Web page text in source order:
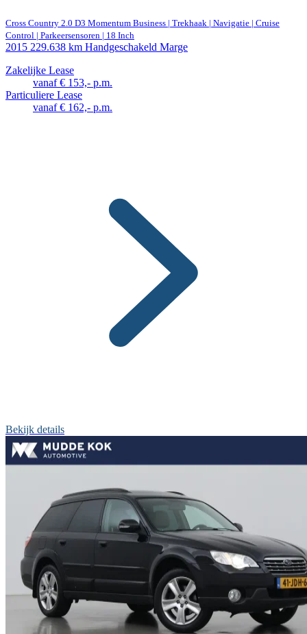
Cross Country 2.0 D3 Momentum Business | Trekhaak | Navigatie | Cruise
Control | Parkeersensoren | 18 Inch
2015 229.638 km Handgeschakeld Marge
Zakelijke Lease
vanaf € 153,- p.m.
Particuliere Lease
vanaf € 162,- p.m.
Bekijk details